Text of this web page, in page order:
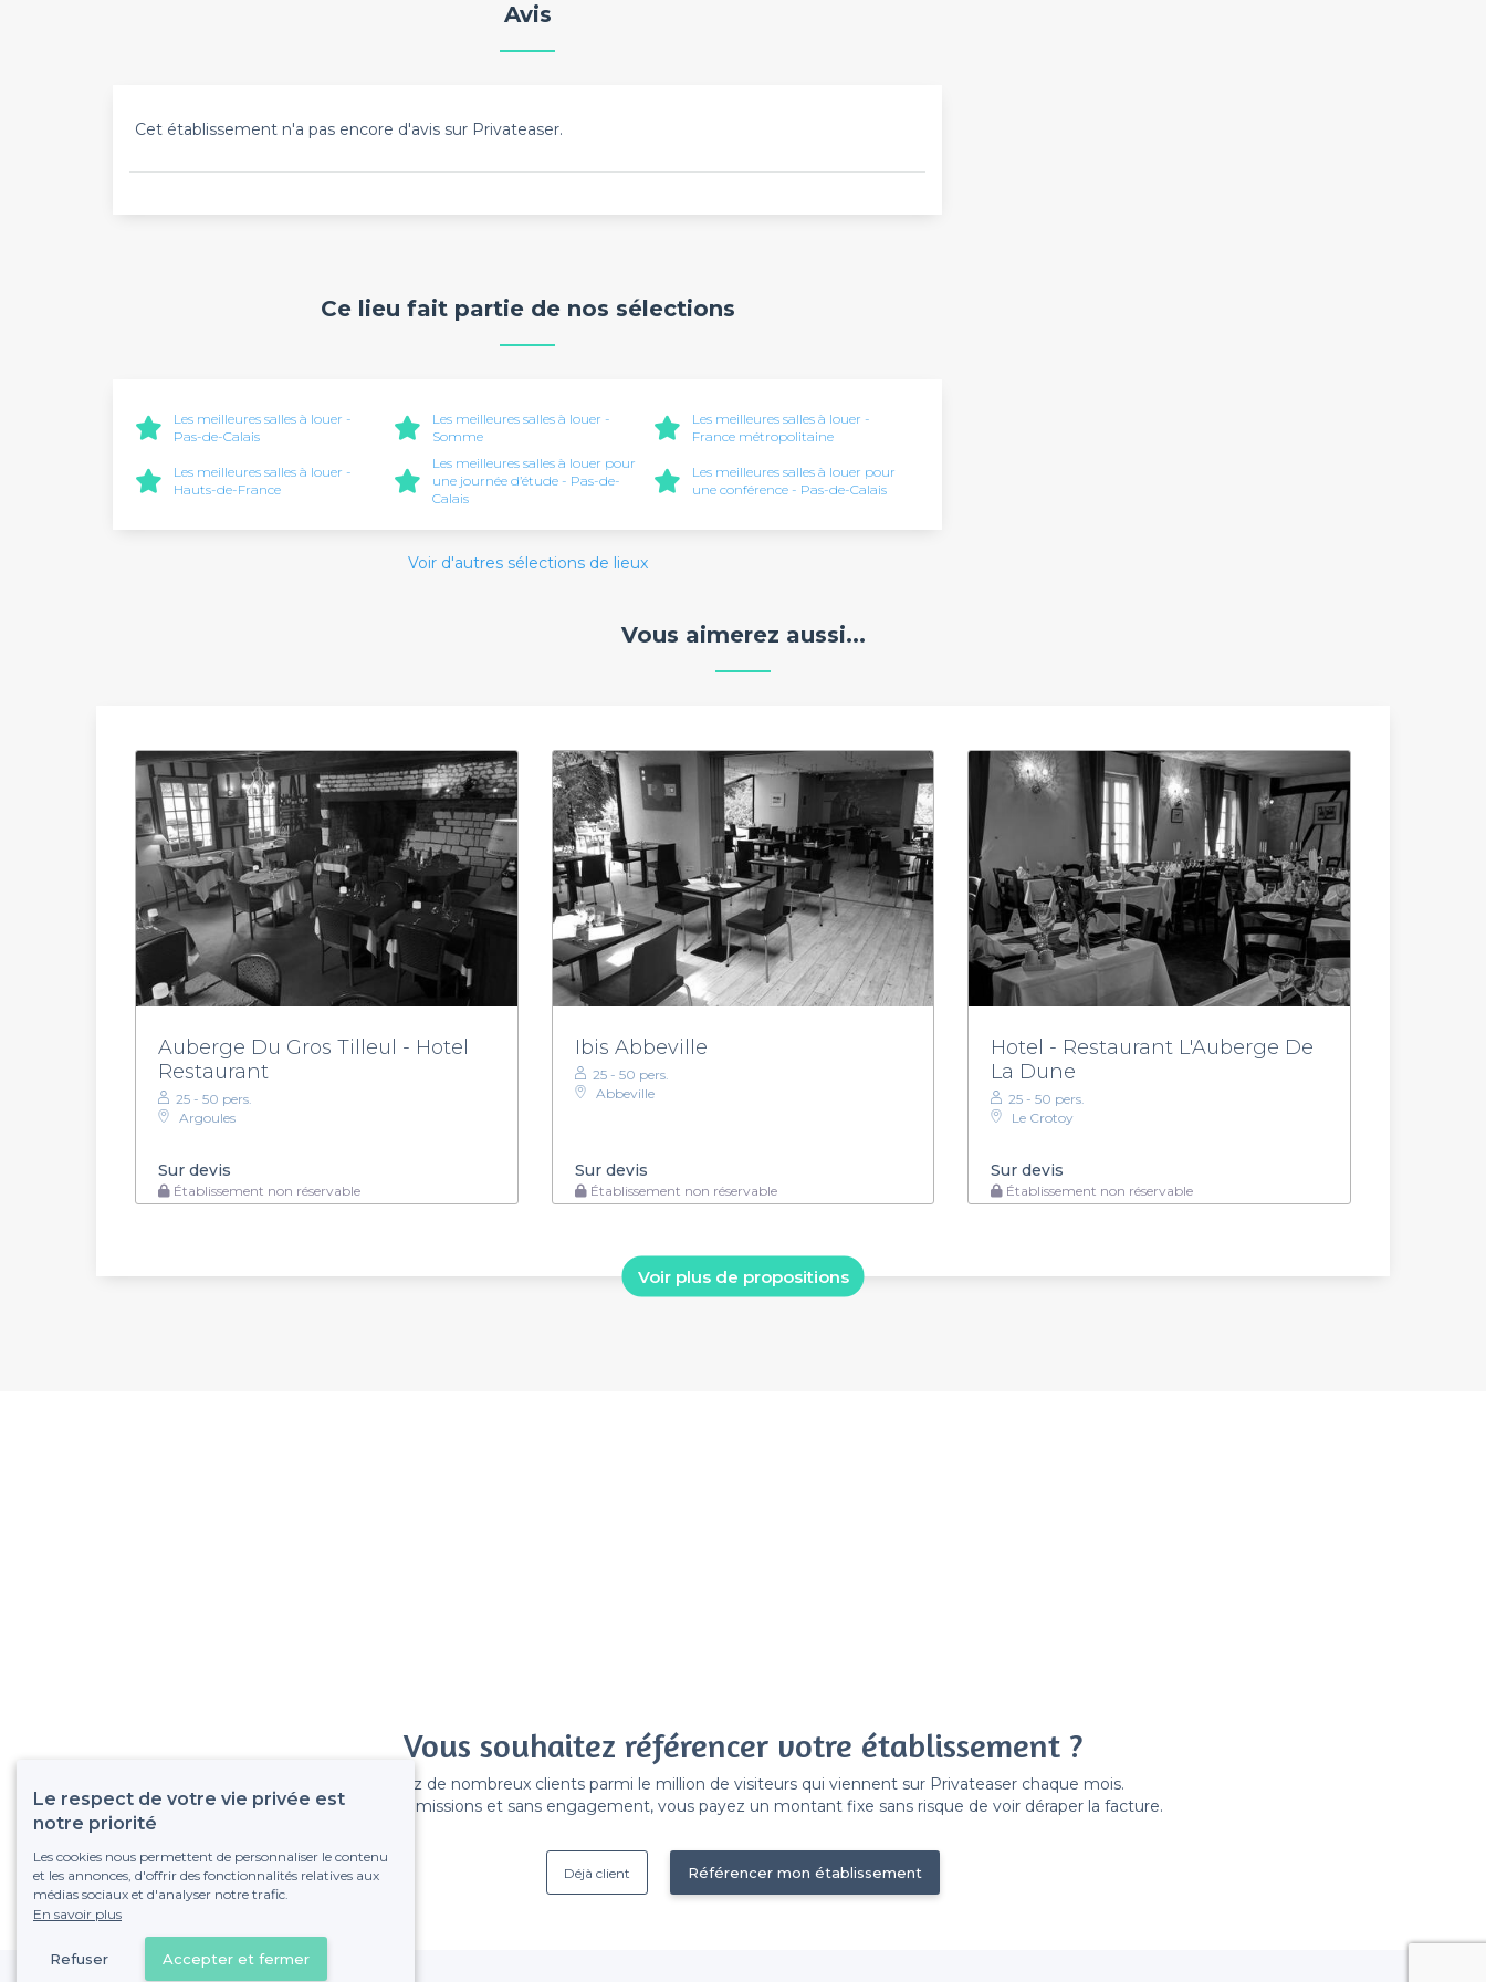
Avis
Cet établissement n'a pas encore d'avis sur Privateaser.
Ce lieu fait partie de nos sélections
Les meilleures salles à louer -
Pas-de-Calais
Les meilleures salles à louer -
Somme
Les meilleures salles à louer -
France métropolitaine
Les meilleures salles à louer -
Hauts-de-France
Les meilleures salles à louer pour
une journée d’étude - Pas-de-
Calais
Les meilleures salles à louer pour
une conférence - Pas-de-Calais
Voir d'autres sélections de lieux
Vous aimerez aussi...
Auberge Du Gros Tilleul - Hotel
Restaurant
25 - 50 pers.
Argoules
Sur devis
Établissement non réservable
Ibis Abbeville
25 - 50 pers.
Abbeville
Sur devis
Établissement non réservable
Hotel - Restaurant L'Auberge De
La Dune
25 - 50 pers.
Le Crotoy
Sur devis
Établissement non réservable
Voir plus de propositions
Vous souhaitez référencer votre établissement ?
Gagnez de nombreux clients parmi le million de visiteurs qui viennent sur Privateaser chaque mois.
Pas de commissions et sans engagement, vous payez un montant fixe sans risque de voir déraper la facture.
Référencer mon établissement
Déjà client
Le respect de votre vie privée est
notre priorité
Les cookies nous permettent de personnaliser le contenu
et les annonces, d'offrir des fonctionnalités relatives aux
médias sociaux et d'analyser notre trafic.
En savoir plus
Refuser Accepter et fermer